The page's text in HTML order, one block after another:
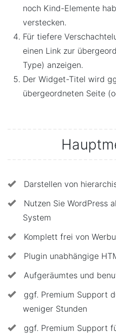
noch Kind-Elemente
verstecken.
Für tiefere
einen Link zur
Type) anzeigen.
Der Widget-Titel wird
übergeordneten Seite
Darstellen von
Nutzen Sie WordPress
System
Komplett frei von
Plugin unabhängige
Aufgeräumtes und
ggf. Premium Support
weniger Stunden
ggf. Premium Support